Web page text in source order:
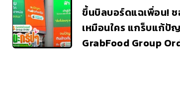
ขึ้นบิลบอร์ดแฉเพื่อน!
เหมือนใคร แกร็บแก้ปั
GrabFood Group